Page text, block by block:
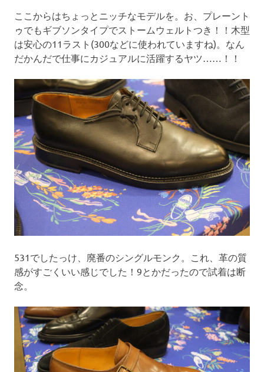
ここからはちょっとニッチなモデルを。お、プレーント
ゥでもギブソンタイプでストームウェルトつき！！木型
は安心の11ラスト(300などに使われていますね)。なん
だかんだで仕事にカジュアルに活躍するヤツ……！！
531でしたっけ、廃番のシングルモンク。これ、革の質
感がすごくいい感じでした！9とかだったので試着は断
念。